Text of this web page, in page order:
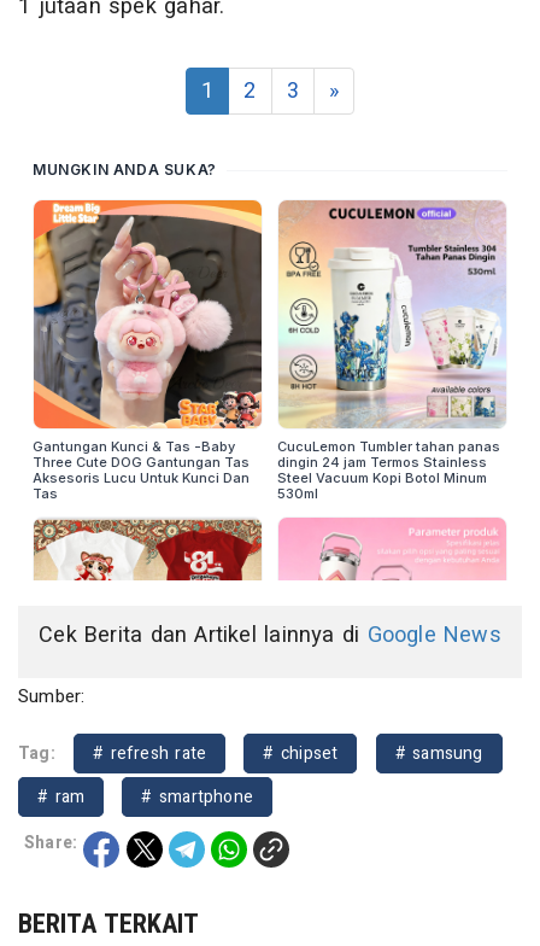
1 2 3 »
Cek Berita dan Artikel lainnya di Google News
Sumber:
Tag: # refresh rate # chipset
# samsung
# ram
# smartphone
Share:
BERITA TERKAIT